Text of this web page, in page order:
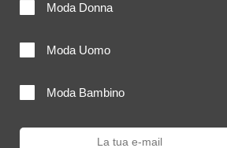
Moda Donna
Moda Uomo
Moda Bambino